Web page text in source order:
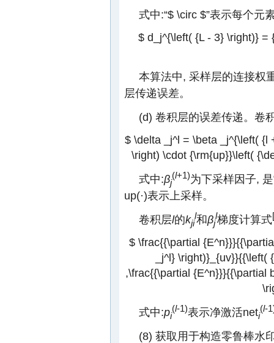
式中:“$ \circ $”表示每个元
$ d_j^{\left( {L - 3} \right)} =
本算法中, 采样层的连接权
层传递误差。
(d) 卷积层的误差传递。卷
$ \delta _j^l = \beta _j^{\left( {l
\right) \cdot {\rm{up}}\left(
式中:βj
(l+1)为下采样因子,
up(·)表示上采样。
卷积层l的kji
l和βj
l梯度计算式[
$ \frac{{\partial
_j^l}
,\frac{{\partial {E^n}}}{{\partial
式中:pi
(l-1)表示净激活neti
(l-
(8) 获取用于构造零鲁棒水